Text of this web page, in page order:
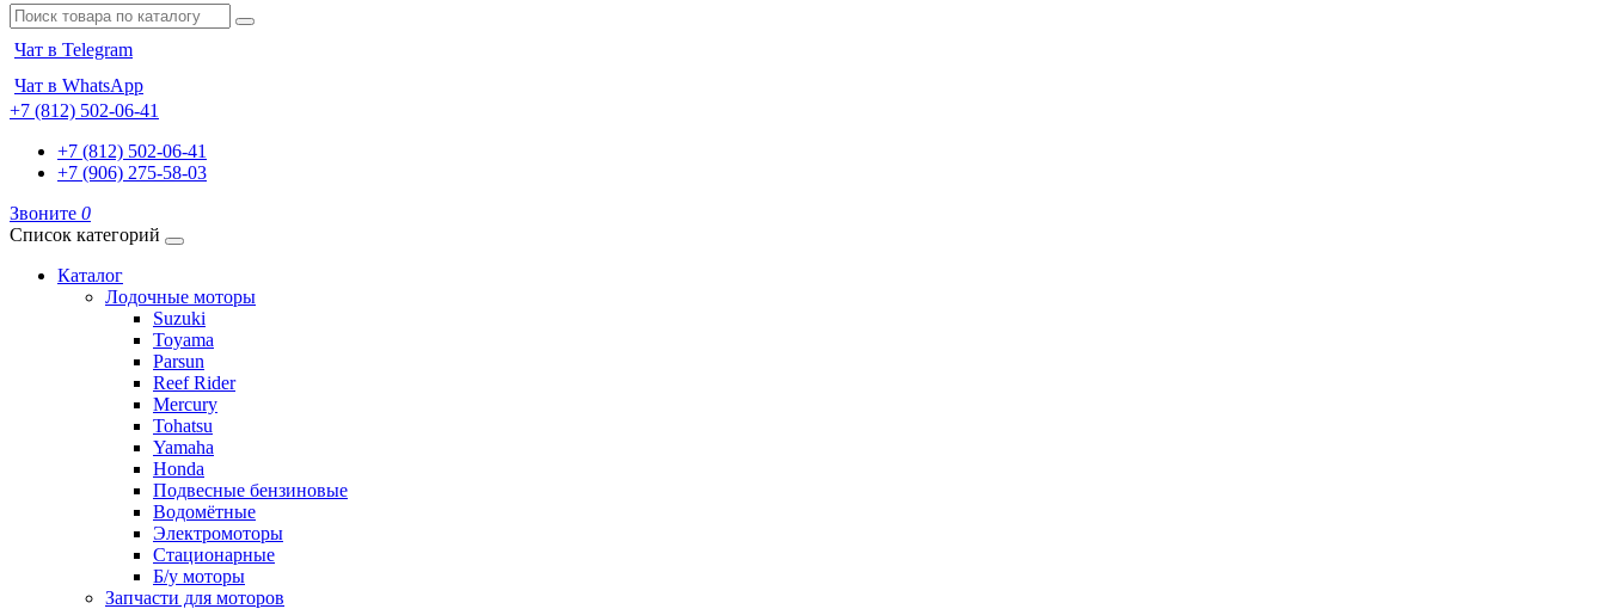
Чат в Telegram
Чат в WhatsApp
+7 (812) 502-06-41
+7 (812) 502-06-41
+7 (906) 275-58-03
Звоните 0
Список категорий
Каталог
Лодочные моторы
Suzuki
Toyama
Parsun
Reef Rider
Mercury
Tohatsu
Yamaha
Honda
Подвесные бензиновые
Водомётные
Электромоторы
Стационарные
Б/у моторы
Запчасти для моторов